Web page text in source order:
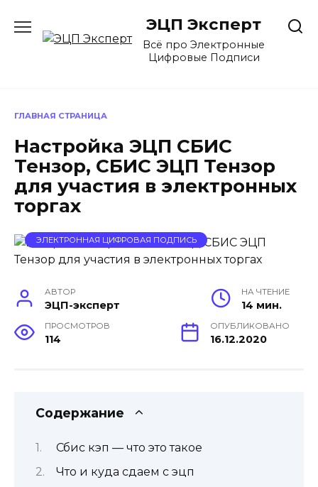
содержанию
ЭЦП Эксперт
Всё про Электронные
Цифровые Подписи
ГЛАВНАЯ СТРАНИЦА
Настройка ЭЦП СБИС
Тензор, СБИС ЭЦП Тензор
для участия в электронных
торгах
ЭЛЕКТРОННАЯ ЦИФРОВАЯ ПОДПИСЬ
АВТОР
ЭЦП-эксперт
НА ЧТЕНИЕ
14 мин.
ПРОСМОТРОВ
114
ОПУБЛИКОВАНО
16.12.2020
Содержание
Сбис кэп — что это такое
Что и куда сдаем с эцп